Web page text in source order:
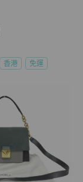
香港 免運